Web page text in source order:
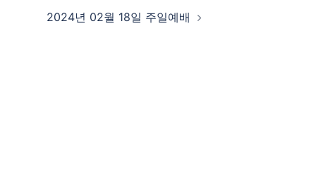
2024년 02월 18일 주일예배